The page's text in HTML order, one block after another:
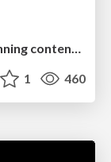
The B2B funnel & how to create a winning content strategy
1 460